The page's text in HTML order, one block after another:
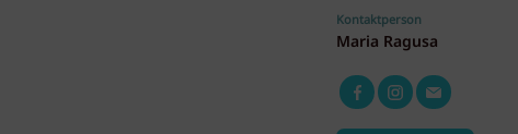
Kontaktperson
Maria Ragusa